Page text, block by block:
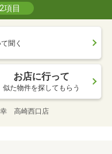
項目
聞く
お店に行って
似た物件を探してもらう
幸 高崎西口店